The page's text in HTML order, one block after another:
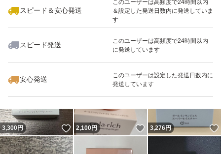
スピード＆安心発送
このユーザーは高頻度で24時間以内
＆設定した発送日数内に発送していま
す
スピード発送
このユーザーは高頻度で24時間以内
に発送しています
安心発送
このユーザーは設定した発送日数内に
発送しています
いいね！
4,050
3,300円 いいね！
2,100円 いいね！
3,276円